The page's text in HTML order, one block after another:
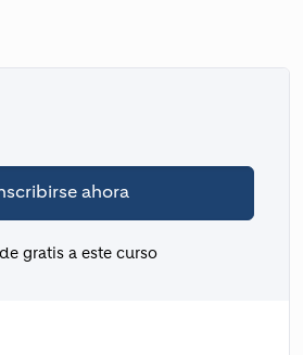
ahora
gratis a este curso